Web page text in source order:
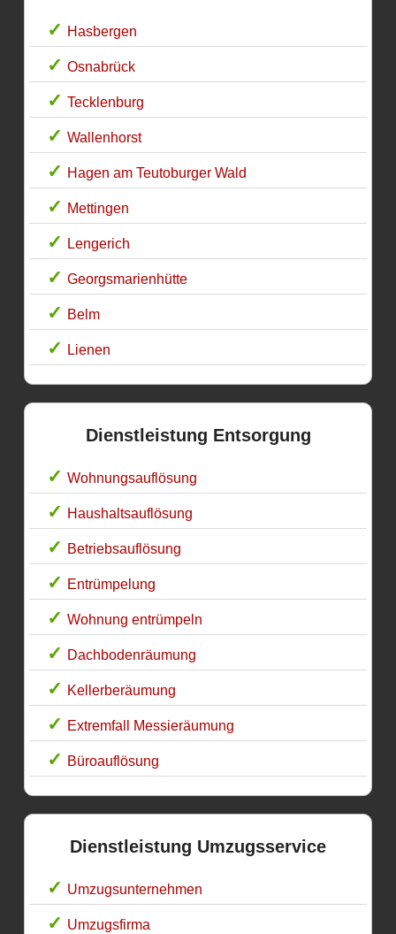
Hasbergen
Osnabrück
Tecklenburg
Wallenhorst
Hagen am Teutoburger Wald
Mettingen
Lengerich
Georgsmarienhütte
Belm
Lienen
Dienstleistung Entsorgung
Wohnungsauflösung
Haushaltsauflösung
Betriebsauflösung
Entrümpelung
Wohnung entrümpeln
Dachbodenräumung
Kellerberäumung
Extremfall Messieräumung
Büroauflösung
Dienstleistung Umzugsservice
Umzugsunternehmen
Umzugsfirma